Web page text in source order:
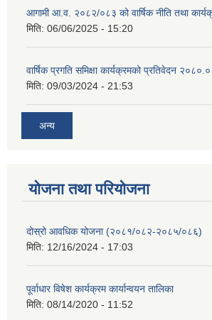
आगामी आ.व. २०८२/०८३ को वार्षिक नीति तथा
मिति: 06/06/2025 - 15:20
वार्षिक प्रगति समिक्षा कार्यक्रमको प्रतिवेदन
मिति: 09/03/2024 - 21:53
अन्य
योजना तथा परियोजना
दोस्रो आवधिक योजना (२०८१/०८२-२०८५/०८६)
मिति: 12/16/2024 - 17:03
पूर्वाधार विषेश कार्यक्रम कार्यान्वयन तालिका
मिति: 08/14/2020 - 11:52